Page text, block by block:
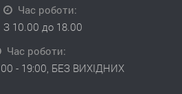
Час роботи:
З 10.00 до 18.00
Час роботи:
- 19:00, БЕЗ ВИХІДНИХ